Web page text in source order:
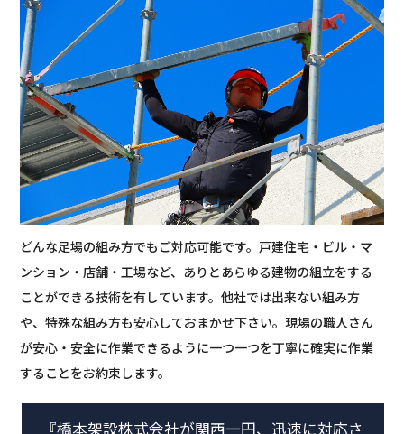
どんな足場の組み方でもご対応可能です。戸建住宅・ビル・マ
ンション・店舗・工場など、ありとあらゆる建物の組立をする
ことができる技術を有しています。他社では出来ない組み方
や、特殊な組み方も安心しておまかせ下さい。現場の職人さん
が安心・安全に作業できるように一つ一つを丁寧に確実に作業
することをお約束します。
『橋本架設株式会社が関西一円、迅速に対応さ